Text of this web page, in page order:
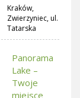
Kraków,
Zwierzyniec, ul.
Tatarska
Panorama
Lake –
Twoje
miejsce